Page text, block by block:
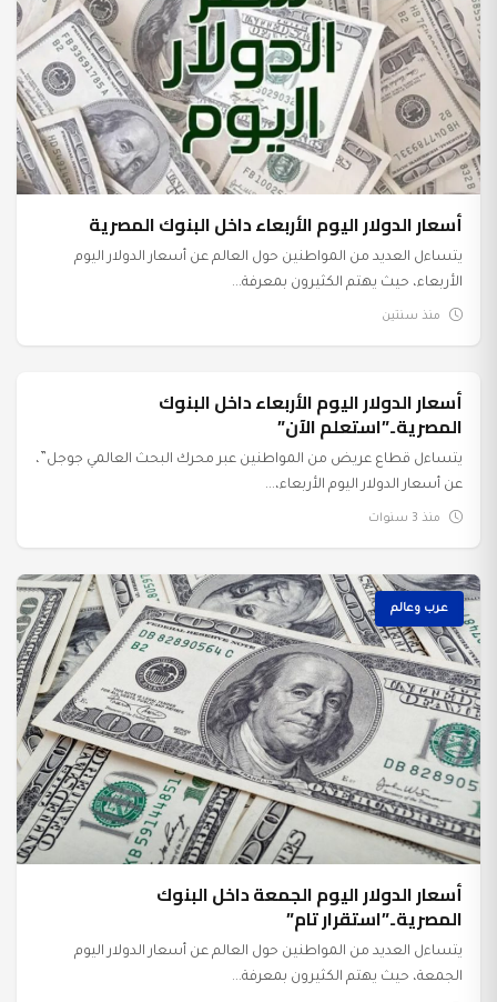
أسعار الدولار اليوم الأربعاء داخل البنوك المصرية
يتساءل العديد من المواطنين حول العالم عن أسعار الدولار اليوم
الأربعاء، حيث يهتم الكثيرون بمعرفة...
منذ سنتين
عرب وعالم
أسعار الدولار اليوم الأربعاء داخل البنوك
المصرية..”استعلم الآن”
يتساءل قطاع عريض من المواطنين عبر محرك البحث العالمي جوجل”،
عن أسعار الدولار اليوم الأربعاء،...
منذ 3 سنوات
عرب وعالم
أسعار الدولار اليوم الجمعة داخل البنوك
المصرية..”استقرار تام”
يتساءل العديد من المواطنين حول العالم عن أسعار الدولار اليوم
الجمعة، حيث يهتم الكثيرون بمعرفة...